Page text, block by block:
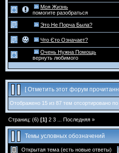
Моя Жизнь
помогите разобраться
Это Не Порча Была?
Что Єто Означает?
Очень Нужна Помощь
вернуть любимого
[Отметить этот форум
Отображено 15 из 87 тем отсортировано по
Страниц: (6) [1] 2 3 Последняя »
Темы условных обозначений
Открытая тема (есть новые ответы)